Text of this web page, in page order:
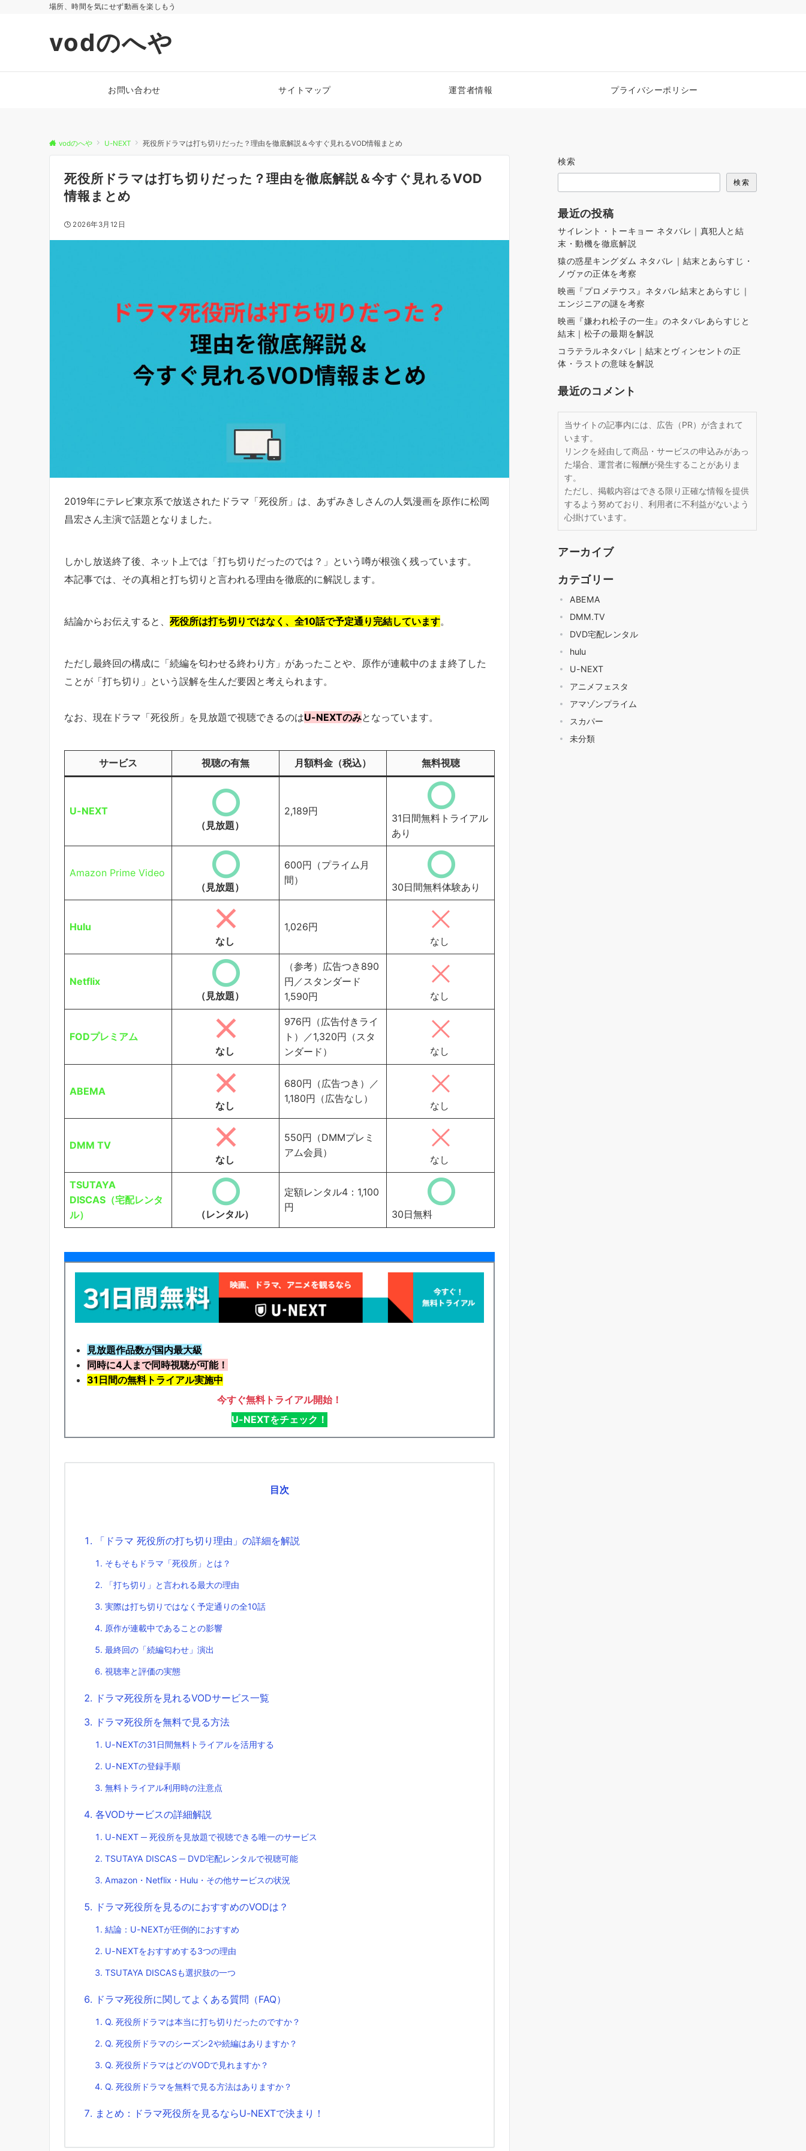
場所、時間を気にせず動画を楽しもう
vodのへや
お問い合わせ サイトマップ 運営者情報 プライバシーポリシー
vodのへや U-NEXT 死役所ドラマは打ち切りだった？理由を徹底解説＆今すぐ見れるVOD情報まとめ
死役所ドラマは打ち切りだった？理由を徹底解説＆今すぐ見れるVOD
情報まとめ
2026年3月12日
2019年にテレビ東京系で放送されたドラマ「死役所」は、あずみきしさんの人気漫画を原作に松岡
昌宏さん主演で話題となりました。
しかし放送終了後、ネット上では「打ち切りだったのでは？」という噂が根強く残っています。
本記事では、その真相と打ち切りと言われる理由を徹底的に解説します。
結論からお伝えすると、 死役所は打ち切りではなく、全10話で予定通り完結しています。
ただし最終回の構成に「続編を匂わせる終わり方」があったことや、原作が連載中のまま終了した
ことが「打ち切り」という誤解を生んだ要因と考えられます。
なお、現在ドラマ「死役所」を見放題で視聴できるのはU-NEXTのみとなっています。
サービス 視聴の有無 月額料金（税込） 無料視聴
U-NEXT
（見放題）
2,189円
31日間無料トライアル
あり
Amazon Prime Video
（見放題）
600円（プライム月
間）
30日間無料体験あり
Hulu
なし
1,026円
なし
Netflix
（見放題）
（参考）広告つき890
円／スタンダード
1,590円
なし
FODプレミアム
なし
976円（広告付きライ
ト）／1,320円（スタ
ンダード）
なし
ABEMA
なし
680円（広告つき）／
1,180円（広告なし）
なし
DMM TV
なし
550円（DMMプレミ
アム会員）
なし
TSUTAYA
DISCAS（宅配レンタ
ル）
（レンタル）
定額レンタル4：1,100
円
30日無料
見放題作品数が国内最大級
同時に4人まで同時視聴が可能！
31日間の無料トライアル実施中
今すぐ無料トライアル開始！
U-NEXTをチェック！
目次
「ドラマ 死役所の打ち切り理由」の詳細を解説
そもそもドラマ「死役所」とは？
「打ち切り」と言われる最大の理由
実際は打ち切りではなく予定通りの全10話
原作が連載中であることの影響
最終回の「続編匂わせ」演出
視聴率と評価の実態
ドラマ死役所を見れるVODサービス一覧
ドラマ死役所を無料で見る方法
U-NEXTの31日間無料トライアルを活用する
U-NEXTの登録手順
無料トライアル利用時の注意点
各VODサービスの詳細解説
U-NEXT ─ 死役所を見放題で視聴できる唯一のサービス
TSUTAYA DISCAS ─ DVD宅配レンタルで視聴可能
Amazon・Netflix・Hulu・その他サービスの状況
ドラマ死役所を見るのにおすすめのVODは？
結論：U-NEXTが圧倒的におすすめ
U-NEXTをおすすめする3つの理由
TSUTAYA DISCASも選択肢の一つ
ドラマ死役所に関してよくある質問（FAQ）
Q. 死役所ドラマは本当に打ち切りだったのですか？
Q. 死役所ドラマのシーズン2や続編はありますか？
Q. 死役所ドラマはどのVODで見れますか？
Q. 死役所ドラマを無料で見る方法はありますか？
まとめ：ドラマ死役所を見るならU-NEXTで決まり！
検索
検索
最近の投稿
サイレント・トーキョー ネタバレ｜真犯人と結
末・動機を徹底解説
猿の惑星キングダム ネタバレ｜結末とあらすじ・
ノヴァの正体を考察
映画『プロメテウス』ネタバレ結末とあらすじ｜
エンジニアの謎を考察
映画『嫌われ松子の一生』のネタバレあらすじと
結末｜松子の最期を解説
コラテラルネタバレ｜結末とヴィンセントの正
体・ラストの意味を解説
最近のコメント
当サイトの記事内には、広告（PR）が含まれて
います。
リンクを経由して商品・サービスの申込みがあっ
た場合、運営者に報酬が発生することがありま
す。
ただし、掲載内容はできる限り正確な情報を提供
するよう努めており、利用者に不利益がないよう
心掛けています。
アーカイブ
カテゴリー
ABEMA
DMM.TV
DVD宅配レンタル
hulu
U-NEXT
アニメフェスタ
アマゾンプライム
スカパー
未分類